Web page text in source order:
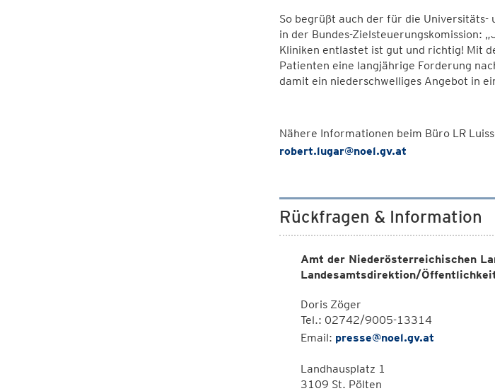
So begrüßt auch der für die Universitäts-
in der Bundes-Zielsteuerungskomission:
Kliniken entlastet ist gut und richtig! Mit
Patienten eine langjährige Forderung
damit ein niederschwelliges Angebot in
Nähere Informationen beim Büro LR
robert.lugar@noel.gv.at
Rückfragen & Information
Amt der Niederösterreichischen
Landesamtsdirektion/
Doris Zöger
Tel.: 02742/9005-13314
Email: presse@noel.gv.at
Landhausplatz 1
3109 St. Pölten